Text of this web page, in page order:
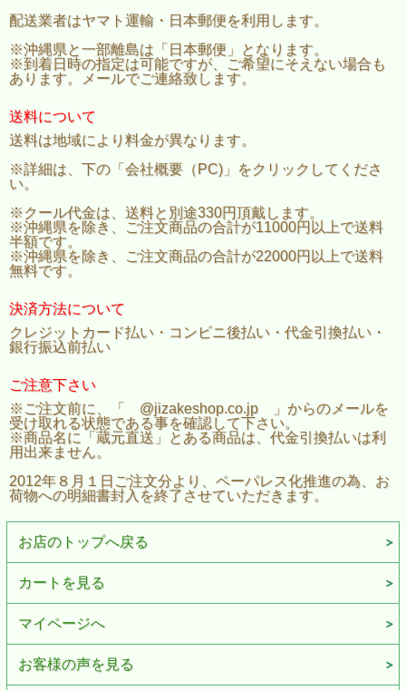
配送業者はヤマト運輸・日本郵便を利用します。
※沖縄県と一部離島は「日本郵便」となります。
※到着日時の指定は可能ですが、ご希望にそえない場合も
あります。メールでご連絡致します。
送料について
送料は地域により料金が異なります。
※詳細は、下の「会社概要（PC)」をクリックしてくださ
い。
※クール代金は、送料と別途330円頂戴します。
※沖縄県を除き、ご注文商品の合計が11000円以上で送料
半額です。
※沖縄県を除き、ご注文商品の合計が22000円以上で送料
無料です。
決済方法について
クレジットカード払い・コンビニ後払い・代金引換払い・
銀行振込前払い
ご注意下さい
※ご注文前に、「 @jizakeshop.co.jp 」からのメールを
受け取れる状態である事を確認して下さい。
※商品名に「蔵元直送」とある商品は、代金引換払いは利
用出来ません。
2012年８月１日ご注文分より、ペーパレス化推進の為、お
荷物への明細書封入を終了させていただきます。
お店のトップへ戻る
カートを見る
マイページへ
お客様の声を見る